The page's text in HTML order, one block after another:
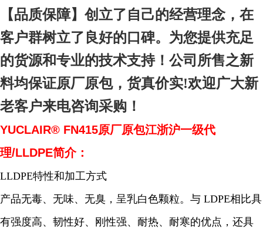
【品质保障】创立了自己的经营理念，在
客户群树立了良好的口碑。为您提供充足
的货源和专业的技术支持！公司所售之新
料均保证原厂原包，货真价实!欢迎广大新
老客户来电咨询采购！
YUCLAIR® FN415原厂原包江浙沪一级代
理/LLDPE简介：
LLDPE特性和加工方式
产品无毒、无味、无臭，呈乳白色颗粒。与 LDPE相比具
有强度高、韧性好、刚性强、耐热、耐寒的优点，还具